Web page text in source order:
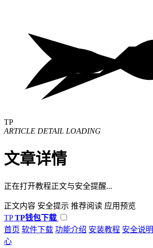
TP
ARTICLE DETAIL LOADING
文章详情
正在打开教程正文与安全提醒...
正文内容 安全提示 推荐阅读 应用预览
TP TP钱包下载
首页 软件下载 功能介绍 安装教程 安全说明
心